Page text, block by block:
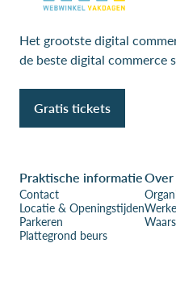
Het grootste digital
de beste digital commerce
Gratis tickets
Praktische informatie
Contact
Locatie & Openingstijden
Parkeren
Plattegrond beurs